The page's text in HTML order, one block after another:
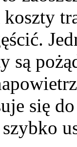
są
się